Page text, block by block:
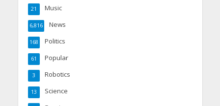
Music
21
News
6,816
Politics
168
Popular
61
Robotics
3
Science
13